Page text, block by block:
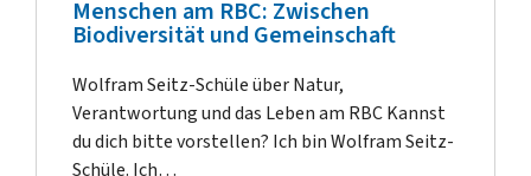
Menschen am RBC: Zwischen
Biodiversität und Gemeinschaft
Wolfram Seitz-Schüle über Natur,
Verantwortung und das Leben am RBC Kannst
du dich bitte vorstellen? Ich bin Wolfram Seitz-
Schüle. Ich…